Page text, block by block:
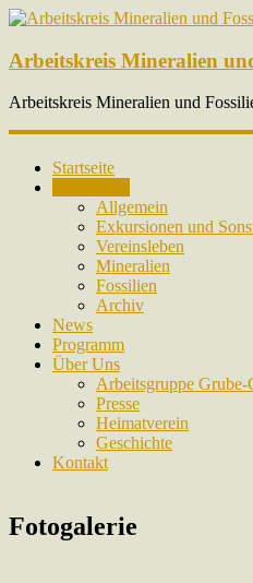
Arbeitskreis Mineralien
Arbeitskreis Mineralien und
Startseite
Allgemein
Exkursionen und
Vereinsleben
Mineralien
Fossilien
Archiv
News
Programm
Über Uns
Arbeitsgruppe Grube-
Presse
Heimatverein
Geschichte
Kontakt
Fotogalerie